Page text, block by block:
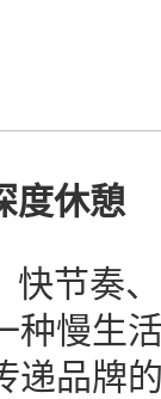
度休憩
快节奏
种慢生
递品牌